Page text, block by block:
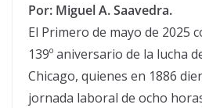
Por: Miguel A. Saavedra.
El Primero de mayo de 2025
139º aniversario de la lucha
Chicago, quienes en 1886
jornada laboral de ocho